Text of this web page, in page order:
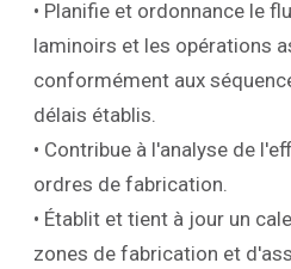
• Planifie et ordonnance le
laminoirs et les opérations
conformément aux
délais établis.
• Contribue à l'analyse de
ordres de fabrication.
• Établit et tient à jour un
zones de fabrication et